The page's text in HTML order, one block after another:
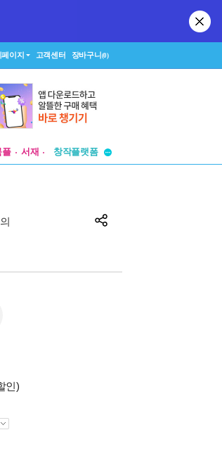
페이지 고객센터 장바구니(0)
플 서재
창작플랫폼
인)